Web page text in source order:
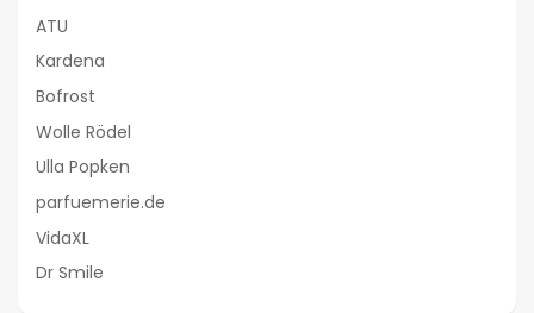
ATU
Kardena
Bofrost
Wolle Rödel
Ulla Popken
parfuemerie.de
VidaXL
Dr Smile